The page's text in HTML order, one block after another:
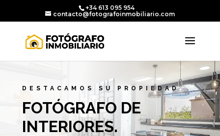
+34 613 095 954
contacto@fotografoinmobiliario.com
DESTACAMOS SU PROPIEDAD
FOTÓGRAFO DE
INTERIORES.